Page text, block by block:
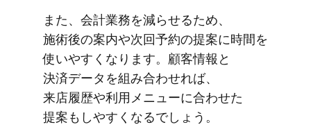
また、​会計業務を​減らせる​ため、​
施術後の​案内や​次回予約の​提案に​時間を​
使いやすくなります。​顧客情報と​
決済データを​組み合わせれば、​
来店履歴や​利用メニューに​合わせた​
提案もしやすくなるでしょう。